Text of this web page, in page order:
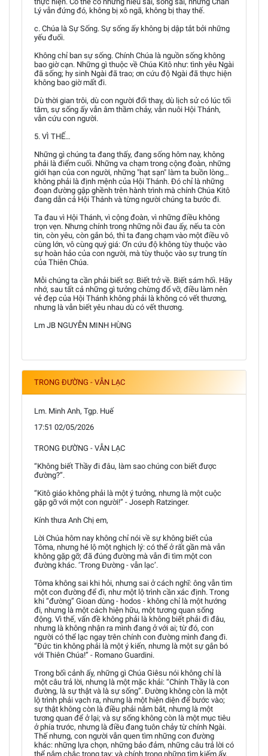
Lý vẫn đứng đó, không bị xô ngã, không bị thay thế.
c. Chúa là Sự Sống. Sự sống ấy không bị dập tắt bởi những
yếu đuối.
Không chỉ ban sự sống. Chính Chúa là nguồn sống không
bao giờ cạn. Những gì thuộc về Chúa Kitô như: tình yêu Ngài
đã sống; hy sinh Ngài đã trao; ơn cứu độ Ngài đã thực hiện
không bao giờ mất đi.
Dù thời gian trôi, dù con người đổi thay, dù lịch sử có lúc tối
tăm, sự sống ấy vẫn âm thầm chảy, vẫn nuôi Hội Thánh,
vẫn cứu con người.
5. VÌ THẾ…
Những gì chúng ta đang thấy, đang sống hôm nay, không
phải là điểm cuối. Những va chạm trong cộng đoàn, những
giới hạn của con người, những "hạt sạn" làm ta buồn lòng…
không phải là định mệnh của Hội Thánh. Đó chỉ là những
đoạn đường gập ghềnh trên hành trình mà chính Chúa Kitô
đang dẫn cả Hội Thánh và từng người chúng ta bước đi.
Ta đau vì Hội Thánh, vì cộng đoàn, vì những điều không
trọn vẹn. Nhưng chính trong những nỗi đau ấy, nếu ta còn
tin, còn yêu, còn gắn bó, thì ta đang chạm vào một điều vô
cùng lớn, vô cùng quý giá: Ơn cứu độ không tùy thuộc vào
sự hoàn hảo của con người, mà tùy thuộc vào sự trung tín
của Thiên Chúa.
Mỗi chúng ta cần phải biết sợ. Biết trở về. Biết sám hối. Hãy
nhớ, sau tất cả những gì tưởng chừng đổ vỡ, điều làm nên
vẻ đẹp của Hội Thánh không phải là không có vết thương,
nhưng là vẫn biết yêu nhau dù có vết thương.
Lm JB NGUYỄN MINH HÙNG
TRONG ĐƯỜNG - VẪN LẠC
Lm. Minh Anh, Tgp. Huế
17:51 02/05/2026
TRONG ĐƯỜNG - VẪN LẠC
“Không biết Thầy đi đâu, làm sao chúng con biết được
đường?”.
“Kitô giáo không phải là một ý tưởng, nhưng là một cuộc
gặp gỡ với một con người!” - Joseph Ratzinger.
Kính thưa Anh Chị em,
Lời Chúa hôm nay không chỉ nói về sự không biết của
Tôma, nhưng hé lộ một nghịch lý: có thể ở rất gần mà vẫn
không gặp gỡ; đã đúng đường mà vẫn đi tìm một con
đường khác. ‘Trong Đường - vẫn lạc’.
Tôma không sai khi hỏi, nhưng sai ở cách nghĩ: ông vẫn tìm
một con đường để đi, như một lộ trình cần xác định. Trong
khi “đường” Gioan dùng - hodos - không chỉ là một hướng
đi, nhưng là một cách hiện hữu, một tương quan sống
động. Vì thế, vấn đề không phải là không biết phải đi đâu,
nhưng là không nhận ra mình đang ở với ai; từ đó, con
người có thể lạc ngay trên chính con đường mình đang đi.
“Đức tin không phải là một ý kiến, nhưng là một sự gắn bó
với Thiên Chúa!” - Romano Guardini.
Trong bối cảnh ấy, những gì Chúa Giêsu nói không chỉ là
một câu trả lời, nhưng là một mặc khải: “Chính Thầy là con
đường, là sự thật và là sự sống”. Đường không còn là một
lộ trình phải vạch ra, nhưng là một hiện diện để bước vào;
sự thật không còn là điều phải nắm bắt, nhưng là một
tương quan để ở lại; và sự sống không còn là một mục tiêu
ở phía trước, nhưng là điều đang tuôn chảy từ chính Ngài.
Thế nhưng, con người vẫn quen tìm những con đường
khác: những lựa chọn, những bảo đảm, những câu trả lời có
thể nắm chắc trong tay; và chính trong những tìm kiếm ấy,